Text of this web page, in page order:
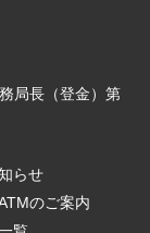
局長（登金）第
らせ
のご案内